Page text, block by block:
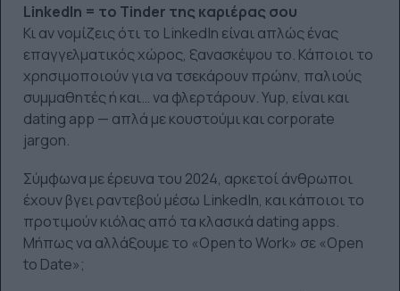
LinkedIn = το Tinder της καριέρας σου
Κι αν νομίζεις ότι το LinkedIn είναι απλώς ένας
επαγγελματικός χώρος, ξανασκέψου το. Κάποιοι το
χρησιμοποιούν για να τσεκάρουν πρώην, παλιούς
συμμαθητές ή και… να φλερτάρουν. Yup, είναι και
dating app — απλά με κουστούμι και corporate
jargon.
Σύμφωνα με έρευνα του 2024, αρκετοί άνθρωποι
έχουν βγει ραντεβού μέσω LinkedIn, και κάποιοι το
προτιμούν κιόλας από τα κλασικά dating apps.
Μήπως να αλλάξουμε το «Open to Work» σε «Open
to Date»;